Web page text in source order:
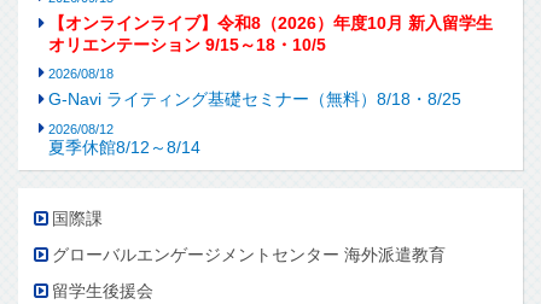
【オンラインライブ】令和8（2026）年度10月 新入留学生
オリエンテーション 9/15～18・10/5
2026/08/18
G-Navi ライティング基礎セミナー（無料）8/18・8/25
2026/08/12
夏季休館8/12～8/14
国際課
グローバルエンゲージメントセンター 海外派遣教育
留学生後援会